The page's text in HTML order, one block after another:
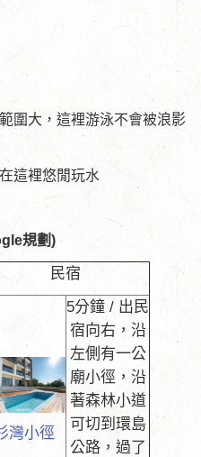
圍大，這裡游泳不會被浪影
這裡悠閒玩水
規劃)
民宿
灣小徑
5分鐘 / 出民
宿向右，沿
左側有一公
廟小徑，沿
著森林小道
可切到環島
公路，過了